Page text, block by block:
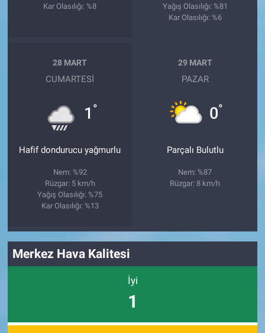
Kar Olasılığı: %8
Yağış Olasılığı: %81
Kar Olasılığı: %6
28 MART
CUMARTESI
1 °
Hafif dondurucu yağmurlu
Nem: %92
Rüzgar: 5 km/h
Yağış Olasılığı: %75
Kar Olasılığı: %13
29 MART
PAZAR
0°
Parçalı Bulutlu
Nem: %87
Rüzgar: 8 km/h
Merkez Hava Kalitesi
İyi
1